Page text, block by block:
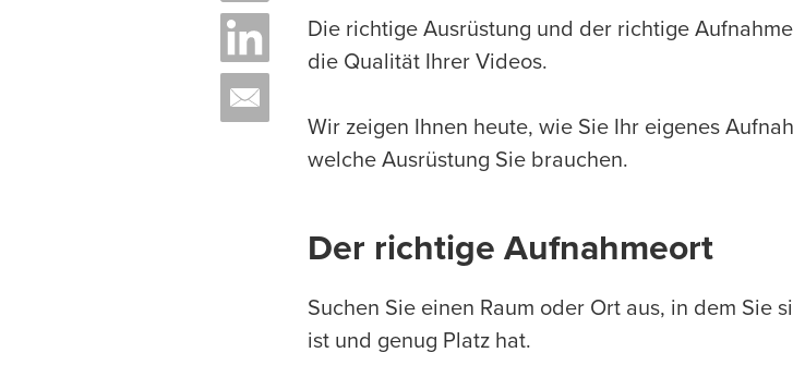
Die richtige Ausrüstung und der richtige
die Qualität Ihrer Videos.
Wir zeigen Ihnen heute, wie Sie Ihr eigenes
welche Ausrüstung Sie brauchen.
Der richtige Aufnahmeort
Suchen Sie einen Raum oder Ort aus, in dem Sie
ist und genug Platz hat.